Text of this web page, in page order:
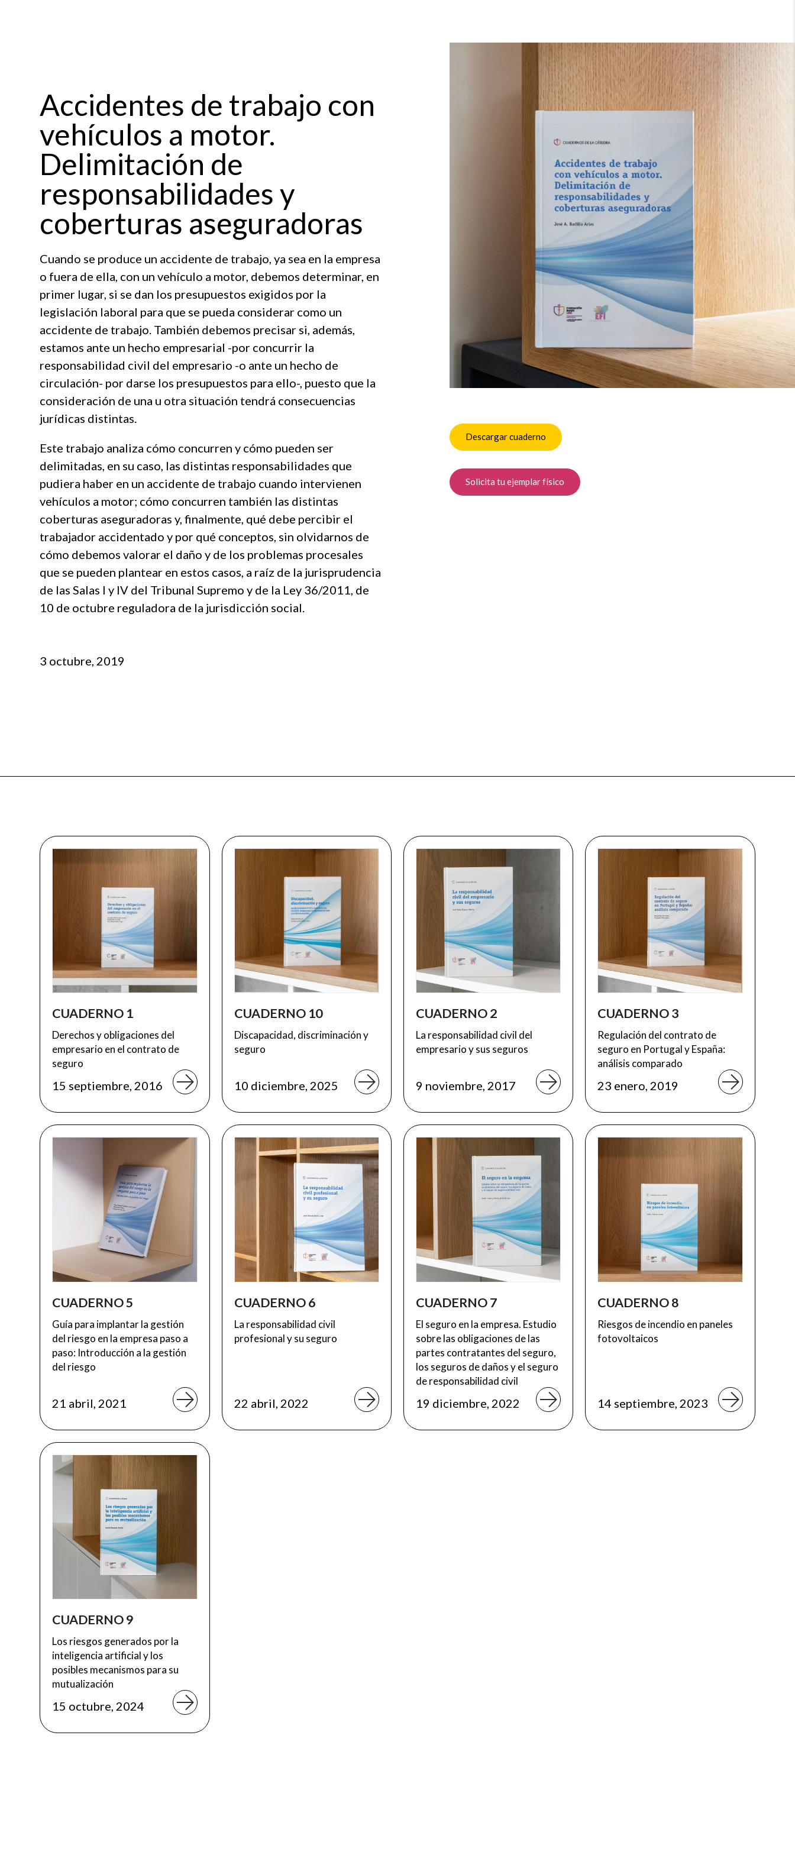
Accidentes de trabajo con
vehículos a motor.
Delimitación de
responsabilidades y
coberturas aseguradoras
Cuando se produce un accidente de trabajo, ya sea en la empresa
o fuera de ella, con un vehículo a motor, debemos determinar, en
primer lugar, si se dan los presupuestos exigidos por la
legislación laboral para que se pueda considerar como un
accidente de trabajo. También debemos precisar si, además,
estamos ante un hecho empresarial -por concurrir la
responsabilidad civil del empresario -o ante un hecho de
circulación- por darse los presupuestos para ello-, puesto que la
consideración de una u otra situación tendrá consecuencias
jurídicas distintas.
Este trabajo analiza cómo concurren y cómo pueden ser
delimitadas, en su caso, las distintas responsabilidades que
pudiera haber en un accidente de trabajo cuando intervienen
vehículos a motor; cómo concurren también las distintas
coberturas aseguradoras y, finalmente, qué debe percibir el
trabajador accidentado y por qué conceptos, sin olvidarnos de
cómo debemos valorar el daño y de los problemas procesales
que se pueden plantear en estos casos, a raíz de la jurisprudencia
de las Salas I y IV del Tribunal Supremo y de la Ley 36/2011, de
10 de octubre reguladora de la jurisdicción social.
3 octubre, 2019
Descargar cuaderno
Solicita tu ejemplar físico
CUADERNO 1
Derechos y obligaciones del
empresario en el contrato de
seguro
15 septiembre, 2016
CUADERNO 10
Discapacidad, discriminación y
seguro
10 diciembre, 2025
CUADERNO 2
La responsabilidad civil del
empresario y sus seguros
9 noviembre, 2017
CUADERNO 3
Regulación del contrato de
seguro en Portugal y España:
análisis comparado
23 enero, 2019
CUADERNO 5
Guía para implantar la gestión
del riesgo en la empresa paso a
paso: Introducción a la gestión
del riesgo
21 abril, 2021
CUADERNO 6
La responsabilidad civil
profesional y su seguro
22 abril, 2022
CUADERNO 7
El seguro en la empresa. Estudio
sobre las obligaciones de las
partes contratantes del seguro,
los seguros de daños y el seguro
de responsabilidad civil
19 diciembre, 2022
CUADERNO 8
Riesgos de incendio en paneles
fotovoltaicos
14 septiembre, 2023
CUADERNO 9
Los riesgos generados por la
inteligencia artificial y los
posibles mecanismos para su
mutualización
15 octubre, 2024